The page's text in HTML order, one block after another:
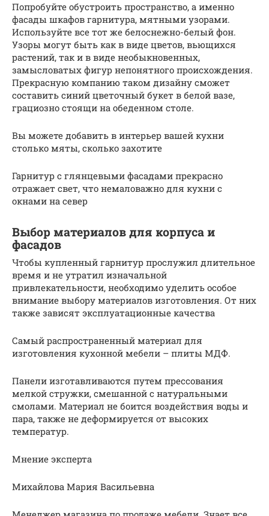
Попробуйте обустроить пространство, а именно
фасады шкафов гарнитура, мятными узорами.
Используйте все тот же белоснежно-белый фон.
Узоры могут быть как в виде цветов, вьющихся
растений, так и в виде необыкновенных,
замысловатых фигур непонятного происхождения.
Прекрасную компанию таком дизайну сможет
составить синий цветочный букет в белой вазе,
грациозно стоящи на обеденном столе.
Вы можете добавить в интерьер вашей кухни
столько мяты, сколько захотите
Гарнитур с глянцевыми фасадами прекрасно
отражает свет, что немаловажно для кухни с
окнами на север
Выбор материалов для корпуса и
фасадов
Чтобы купленный гарнитур прослужил длительное
время и не утратил изначальной
привлекательности, необходимо уделить особое
внимание выбору материалов изготовления. От них
также зависят эксплуатационные качества
Самый распространенный материал для
изготовления кухонной мебели – плиты МДФ.
Панели изготавливаются путем прессования
мелкой стружки, смешанной с натуральными
смолами. Материал не боится воздействия воды и
пара, также не деформируется от высоких
температур.
Мнение эксперта
Михайлова Мария Васильевна